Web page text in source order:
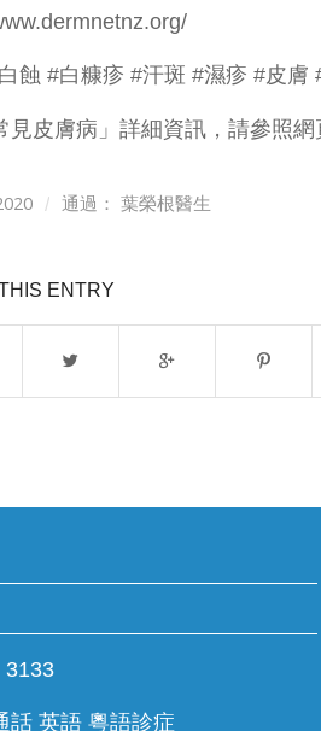
蝕 #白糠疹 #汗斑 #濕疹 #皮膚
見皮膚病」詳細資訊，請參照
/ 通過：葉榮根醫生
ENTRY
3133
話 英語 粵語診症